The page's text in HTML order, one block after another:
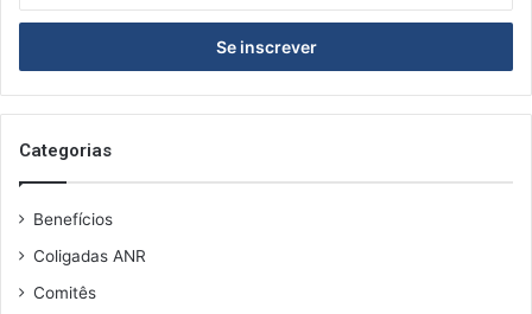
seu
de
email
Categorias
Benefícios
Coligadas ANR
Comitês